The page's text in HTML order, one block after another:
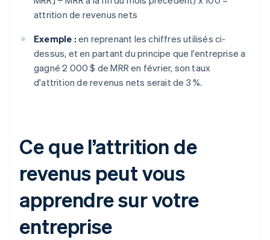
attrition de revenus nets
Exemple : en reprenant les chiffres utilisés ci-
dessus, et en partant du principe que l'entreprise a
gagné 2 000 $ de MRR en février, son taux
d'attrition de revenus nets serait de 3 %.
Ce que l’attrition de
revenus peut vous
apprendre sur votre
entreprise